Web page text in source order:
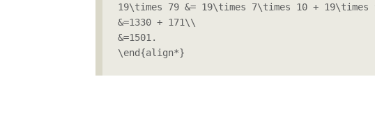
19\times 79 &= 19\times 7\times 10 + 19\times
&=1330 + 171\\
&=1501.
\end{align*}